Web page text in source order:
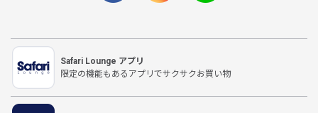
Safari Lounge アプリ
限定の機能もあるアプリでサクサクお買い物